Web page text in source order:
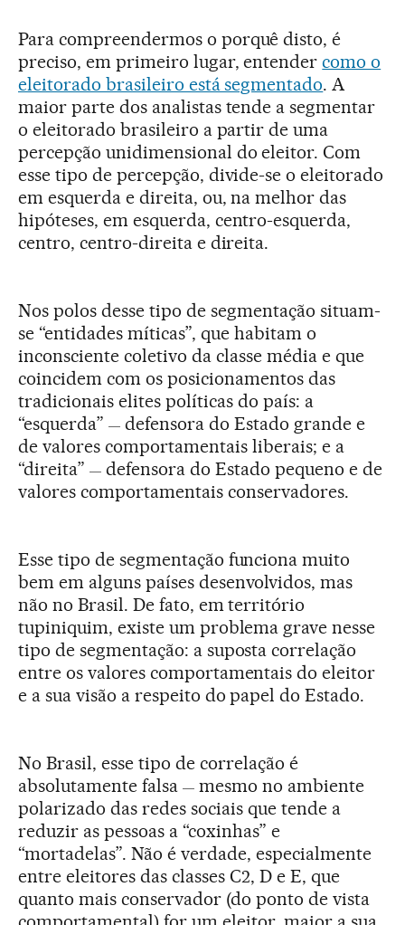
Para compreendermos o porquê disto, é
preciso, em primeiro lugar, entendercomo o
eleitorado brasileiro está segmentado. A
maior parte dos analistas tende a segmentar
o eleitorado brasileiro a partir de uma
percepção unidimensional do eleitor. Com
esse tipo de percepção, divide-se o eleitorado
em esquerda e direita, ou, na melhor das
hipóteses, em esquerda, centro-esquerda,
centro, centro-direita e direita.
Nos polos desse tipo de segmentação situam-
se “entidades míticas”, que habitam o
inconsciente coletivo da classe média e que
coincidem com os posicionamentos das
tradicionais elites políticas do país: a
“esquerda” — defensora do Estado grande e
de valores comportamentais liberais; e a
“direita” — defensora do Estado pequeno e de
valores comportamentais conservadores.
Esse tipo de segmentação funciona muito
bem em alguns países desenvolvidos, mas
não no Brasil. De fato, em território
tupiniquim, existe um problema grave nesse
tipo de segmentação: a suposta correlação
entre os valores comportamentais do eleitor
e a sua visão a respeito do papel do Estado.
No Brasil, esse tipo de correlação é
absolutamente falsa — mesmo no ambiente
polarizado das redes sociais que tende a
reduzir as pessoas a “coxinhas” e
“mortadelas”. Não é verdade, especialmente
entre eleitores das classes C2, D e E, que
quanto mais conservador (do ponto de vista